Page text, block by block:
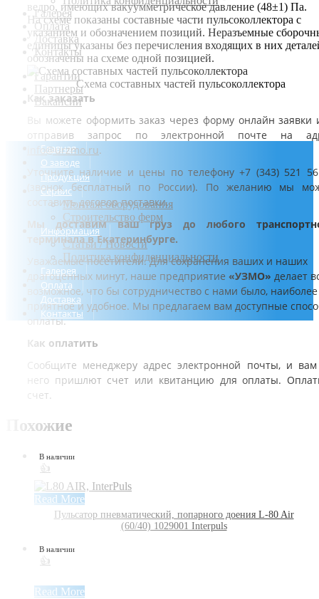
Галерея
Оплата
Доставка
Контакты
Гарантии
Партнеры
Вакансии
Главная
О заводе
Продукция
Сервис
Монтаж оборудования
Строительство ферм
Информация
Статьи / Новости
Политика конфиденциальности
Галерея
Оплата
Доставка
Контакты
ведро, имеющих вакуумметрическое давление (48±1) Па.
На схеме показаны составные части пульсоколлектора с
указанием и обозначением позиций. Неразъемные
единицы указаны без перечисления входящих в них
обозначены на схеме одной позицией.
Схема составных частей пульсоколлектора
Как заказать
Вы можете оформить заказ через форму онлайн заявки
отправив запрос по электронной почте на
info@urzmo.ru.
Уточните наличие и цены по телефону +7 (343) 521
(звонок бесплатный по России). По желанию мы
составить договор поставки.
Мы доставим ваш груз до любого
терминала в Екатеринбурге.
Уважаемые посетители. Для сохранения ваших и наших
драгоценных минут, наше предприятие «УЗМО» делает
возможное, что бы сотрудничество с нами было, наиболее
приятное и удобное. Мы предлагаем вам доступные
оплаты.
Как оплатить
Сообщите менеджеру адрес электронной почты, и
него пришлют счет или квитанцию для оплаты.
счет.
Похожие
В наличии
👍
Read More
Пульсатор пневматический, попарного доения L-80 Air
(60/40) 1029001 Interpuls
В наличии
👍
Read More